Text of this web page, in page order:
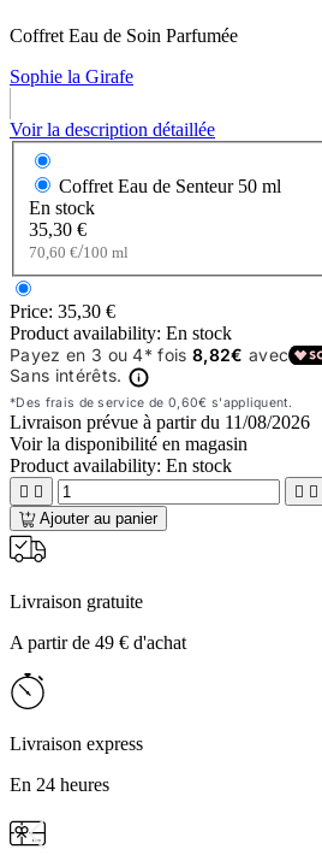
Coffret Eau de Soin Parfumée
Sophie la Girafe
Voir la description détaillée
Coffret Eau de Senteur 50 ml
En stock
35,30 €
70,60 €/100 ml
Price: 35,30 €
Product availability: En stock
Livraison prévue à partir du 11/08/2026
Voir la disponibilité en magasin
Product availability: En stock
   
Ajouter au panier
Livraison gratuite
A partir de 49 € d'achat
Livraison express
En 24 heures